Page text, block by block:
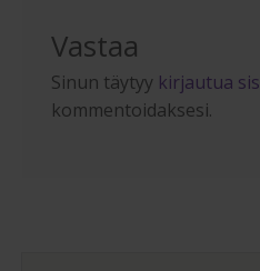
Vastaa
Sinun täytyy kirjautua
kommentoidaksesi.